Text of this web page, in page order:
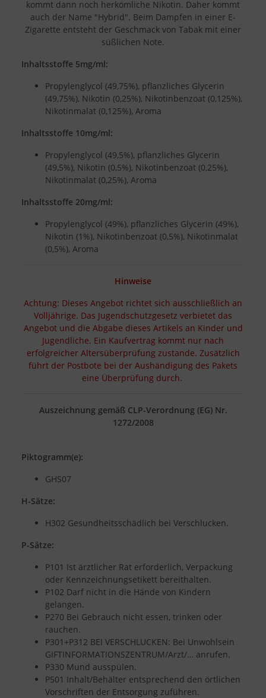
kommt dann noch herkömliche Nikotin. Daher kommt
auch der Name "Hybrid". Beim Dampfen in einer E-
Zigarette entsteht der Geschmack von Tabak mit einer
süßlichen Note.
Inhaltsstoffe 5mg/ml:
Propylenglycol (49,75%), pflanzliches Glycerin
(49,75%), Nikotin (0,25%), Nikotinbenzoat (0,125%),
Nikotinmalat (0,125%), Aroma
Inhaltsstoffe 10mg/ml:
Propylenglycol (49,5%), pflanzliches Glycerin
(49,5%), Nikotin (0,5%), Nikotinbenzoat (0,25%),
Nikotinmalat (0,25%), Aroma
Inhaltsstoffe 20mg/ml:
Propylenglycol (49%), pflanzliches Glycerin (49%),
Nikotin (1%), Nikotinbenzoat (0,5%), Nikotinmalat
(0,5%), Aroma
Hinweise
Achtung: Dieses Angebot richtet sich ausschließlich an
Volljährige. Das Jugendschutzgesetz verbietet das
Angebot und die Abgabe dieses Artikels an Kinder und
Jugendliche. Ein Kaufvertrag kommt nur nach
erfolgreicher Altersüberprüfung zustande. Zusätzlich
führt der Postbote bei der Aushändigung des Pakets
eine Überprüfung durch.
Auszeichnung gemäß CLP-Verordnung (EG) Nr.
1272/2008
Piktogramm(e):
GHS07
H-Sätze:
H302 Gesundheitsschädlich bei Verschlucken.
P-Sätze:
P101 Ist ärztlicher Rat erforderlich, Verpackung
oder Kennzeichnungsetikett bereithalten.
P102 Darf nicht in die Hände von Kindern
gelangen.
P270 Bei Gebrauch nicht essen, trinken oder
rauchen.
P301+P312 BEI VERSCHLUCKEN: Bei Unwohlsein
GIFTINFORMATIONSZENTRUM/Arzt/… anrufen.
P330 Mund ausspülen.
P501 Inhalt/Behälter entsprechend den örtlichen
Vorschriften der Entsorgung zuführen.